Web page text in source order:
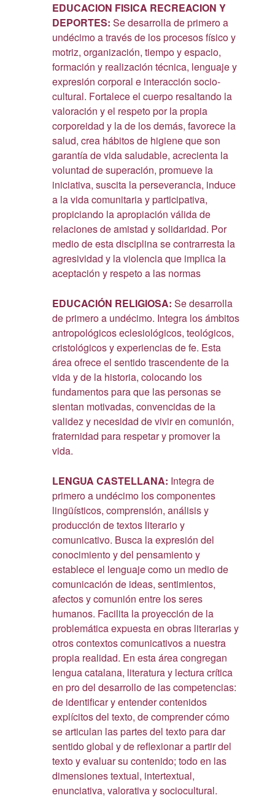
EDUCACION FISICA RECREACION Y
DEPORTES: Se desarrolla de primero a
undécimo a través de los procesos físico y
motriz, organización, tiempo y espacio,
formación y realización técnica, lenguaje y
expresión corporal e interacción socio-
cultural. Fortalece el cuerpo resaltando la
valoración y el respeto por la propia
corporeidad y la de los demás, favorece la
salud, crea hábitos de higiene que son
garantía de vida saludable, acrecienta la
voluntad de superación, promueve la
iniciativa, suscita la perseverancia, induce
a la vida comunitaria y participativa,
propiciando la apropiación válida de
relaciones de amistad y solidaridad. Por
medio de esta disciplina se contrarresta la
agresividad y la violencia que implica la
aceptación y respeto a las normas
EDUCACIÓN RELIGIOSA: Se desarrolla
de primero a undécimo. Integra los ámbitos
antropológicos eclesiológicos, teológicos,
cristológicos y experiencias de fe. Esta
área ofrece el sentido trascendente de la
vida y de la historia, colocando los
fundamentos para que las personas se
sientan motivadas, convencidas de la
validez y necesidad de vivir en comunión,
fraternidad para respetar y promover la
vida.
LENGUA CASTELLANA: Integra de
primero a undécimo los componentes
lingüísticos, comprensión, análisis y
producción de textos literario y
comunicativo. Busca la expresión del
conocimiento y del pensamiento y
establece el lenguaje como un medio de
comunicación de ideas, sentimientos,
afectos y comunión entre los seres
humanos. Facilita la proyección de la
problemática expuesta en obras literarias y
otros contextos comunicativos a nuestra
propia realidad. En esta área congregan
lengua catalana, literatura y lectura crítica
en pro del desarrollo de las competencias:
de identificar y entender contenidos
explícitos del texto, de comprender cómo
se articulan las partes del texto para dar
sentido global y de reflexionar a partir del
texto y evaluar su contenido; todo en las
dimensiones textual, intertextual,
enunciativa, valorativa y sociocultural.